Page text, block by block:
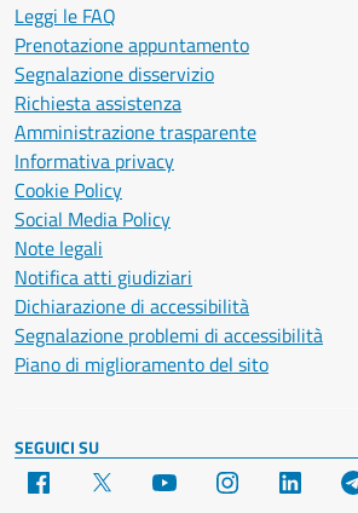
Leggi le FAQ
Prenotazione appuntamento
Segnalazione disservizio
Richiesta assistenza
Amministrazione trasparente
Informativa privacy
Cookie Policy
Social Media Policy
Note legali
Notifica atti giudiziari
Dichiarazione di accessibilità
Segnalazione problemi di accessibilità
Piano di miglioramento del sito
SEGUICI SU
Facebook YouTube Instagram